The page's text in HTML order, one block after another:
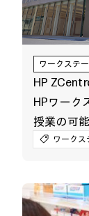
ワークステ
HP
HPワーク
授業の可
実験で進
ワークス